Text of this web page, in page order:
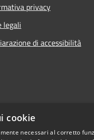
privacy
legali
di accessibilità
cookie
necessari al corretto